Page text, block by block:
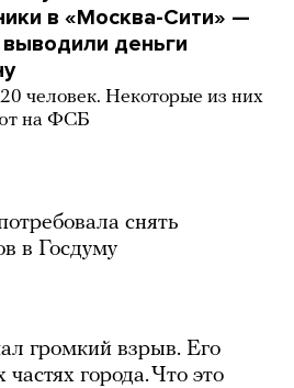
в «Москва-Сити» —
деньги
человек. Некоторые из них
на ФСБ
снять
в Госдуму
громкий взрыв. Его
города. Что это